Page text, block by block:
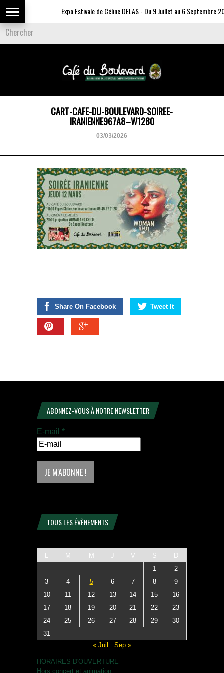
Expo Estivale de Céline DELAS - Du 9 Juillet au 6 Septembre
CART-CAFE-DU-BOULEVARD-SOIREE-
IRANIENNE967A8–W1280
03/03/2026
Share On Facebook Tweet It
ABONNEZ-VOUS À NOTRE NEWSLETTER
E-mail *
TOUS LES ÉVÈNEMENTS
L M M J V S
D
1
2
3
4 5 6 7 8
9
10
11 12 13 14 15
16
17
18 19 20 21 22
23
24
25 26 27 28 29
30
31
« Juil
Sep »
HORAIRES D'OUVERTURE
Hors concert et animation